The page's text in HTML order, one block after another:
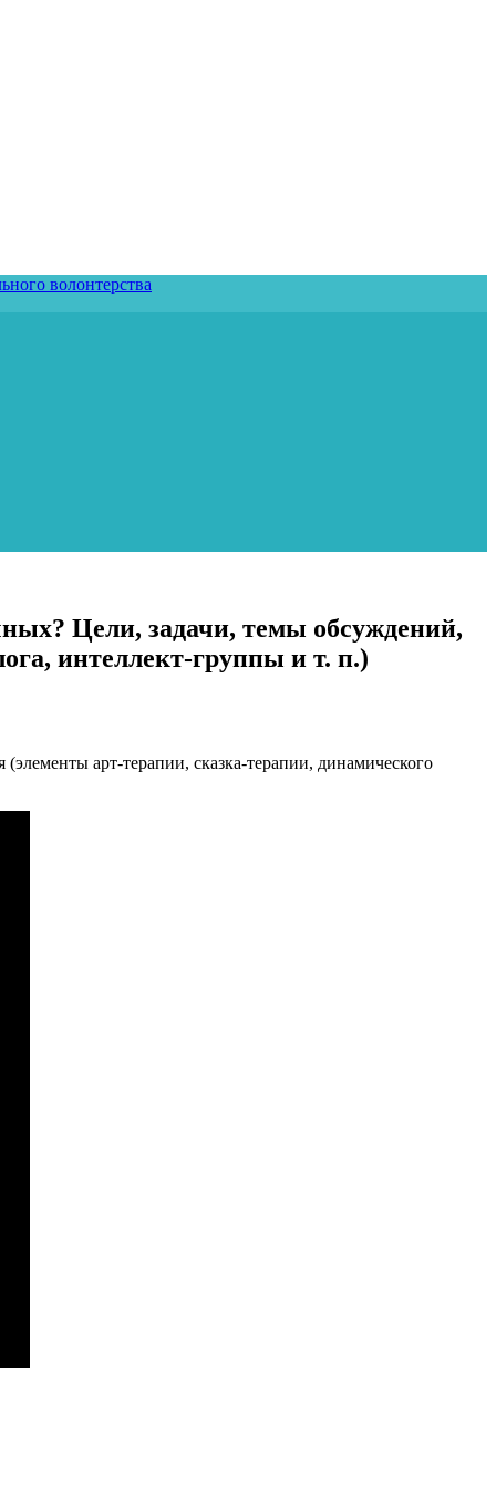
Цели, задачи, темы обсуждений,
интеллект-группы и т. п.)
арт-терапии, сказка-терапии, динамического